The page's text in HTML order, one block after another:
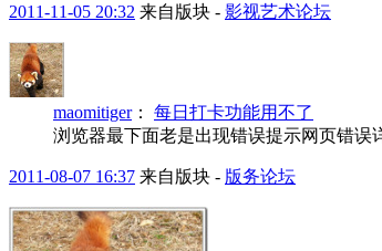
2011-11-05 20:32 来自版块 - 影视艺术论坛
maomitiger： 每日打卡功能用不了
浏览器最下面老是出现错误提示网页错误
2011-08-07 16:37 来自版块 - 版务论坛